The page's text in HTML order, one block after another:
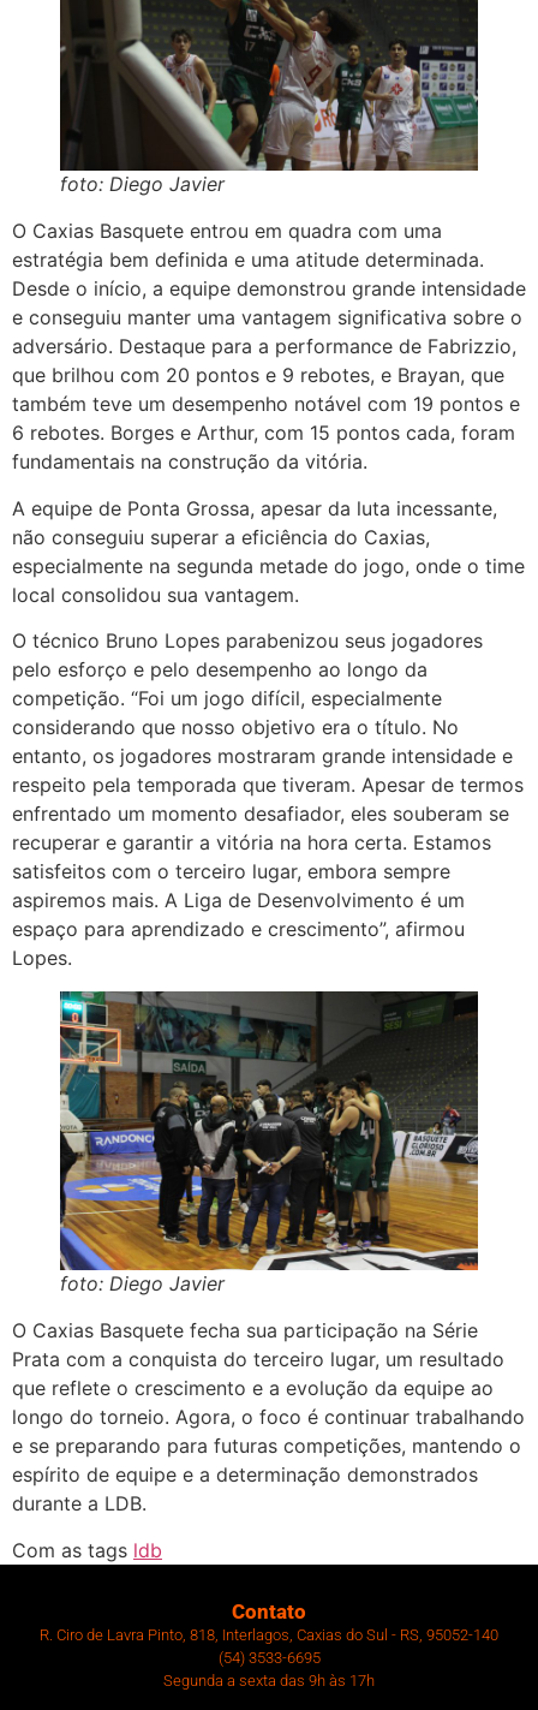
foto: Diego Javier
O Caxias Basquete entrou em quadra com uma
estratégia bem definida e uma atitude determinada.
Desde o início, a equipe demonstrou grande intensidade
e conseguiu manter uma vantagem significativa sobre o
adversário. Destaque para a performance de Fabrizzio,
que brilhou com 20 pontos e 9 rebotes, e Brayan, que
também teve um desempenho notável com 19 pontos e
6 rebotes. Borges e Arthur, com 15 pontos cada, foram
fundamentais na construção da vitória.
A equipe de Ponta Grossa, apesar da luta incessante,
não conseguiu superar a eficiência do Caxias,
especialmente na segunda metade do jogo, onde o time
local consolidou sua vantagem.
O técnico Bruno Lopes parabenizou seus jogadores
pelo esforço e pelo desempenho ao longo da
competição. “Foi um jogo difícil, especialmente
considerando que nosso objetivo era o título. No
entanto, os jogadores mostraram grande intensidade e
respeito pela temporada que tiveram. Apesar de termos
enfrentado um momento desafiador, eles souberam se
recuperar e garantir a vitória na hora certa. Estamos
satisfeitos com o terceiro lugar, embora sempre
aspiremos mais. A Liga de Desenvolvimento é um
espaço para aprendizado e crescimento”, afirmou
Lopes.
foto: Diego Javier
O Caxias Basquete fecha sua participação na Série
Prata com a conquista do terceiro lugar, um resultado
que reflete o crescimento e a evolução da equipe ao
longo do torneio. Agora, o foco é continuar trabalhando
e se preparando para futuras competições, mantendo o
espírito de equipe e a determinação demonstrados
durante a LDB.
Com as tags ldb
Contato
R. Ciro de Lavra Pinto, 818, Interlagos, Caxias do Sul - RS, 95052-140
(54) 3533-6695
Segunda a sexta das 9h às 17h